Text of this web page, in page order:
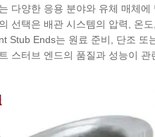
다양한 응용 분야와 유체 매체
선택은 배관 시스템의 압력, 온
Stub Ends는 원료 준비, 단조
스터브 엔드의 품질과 성능이